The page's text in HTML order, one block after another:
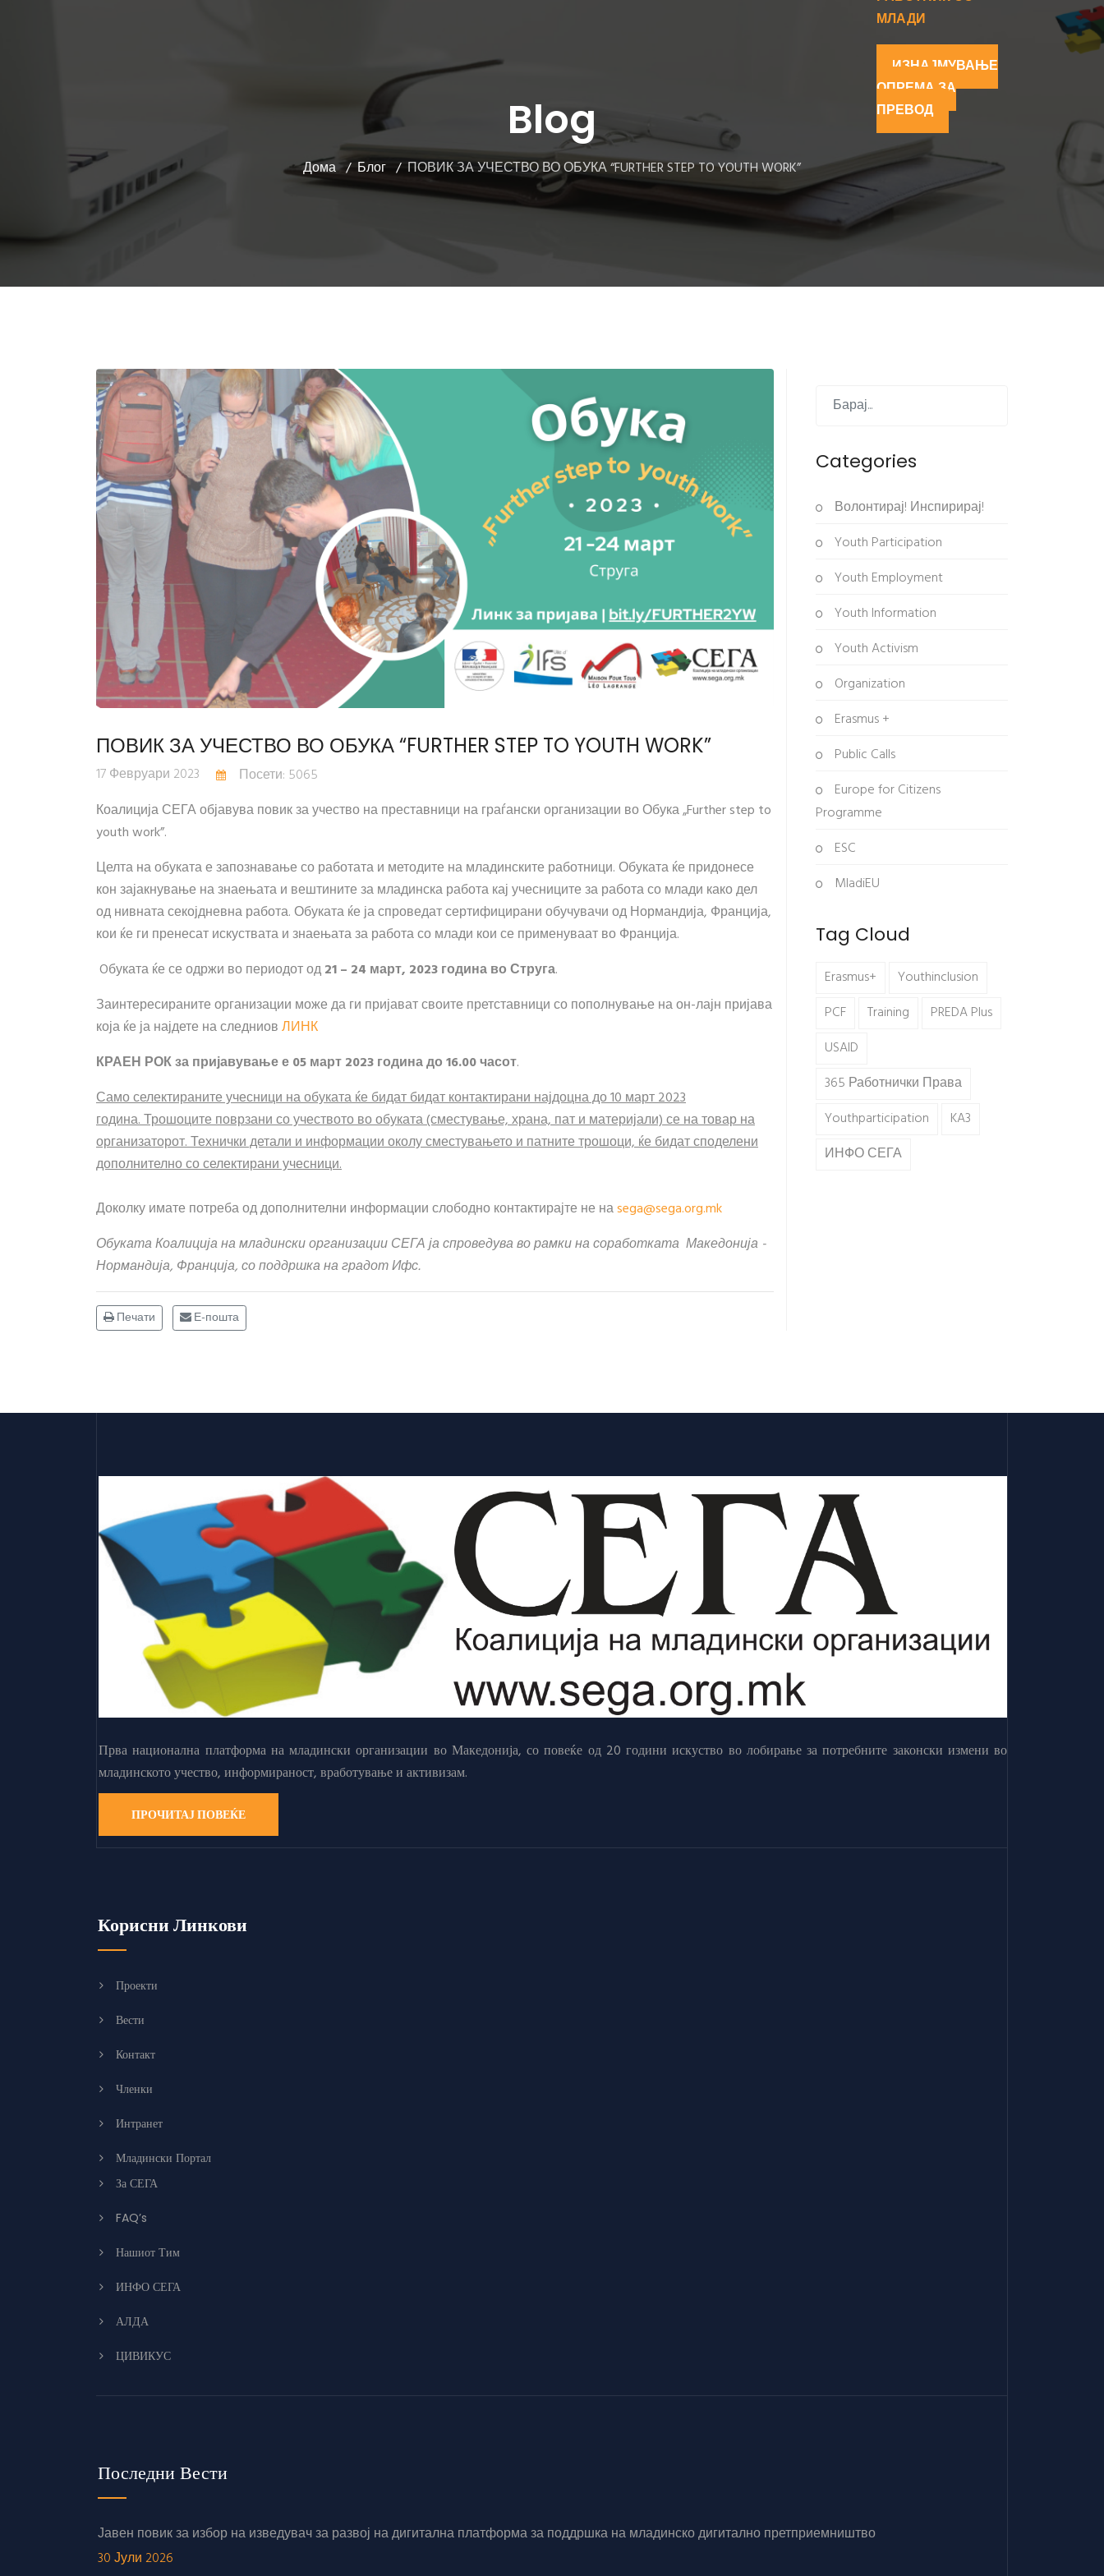
МЛАДИ
ИЗНАЈМУВАЊЕ
ОПРЕМА ЗА
ПРЕВОД
Blog
Дома Блог ПОВИК ЗА УЧЕСТВО ВО ОБУКА “FURTHER STEP TO YOUTH WORK”
ПОВИК ЗА УЧЕСТВО ВО ОБУКА “FURTHER STEP TO YOUTH WORK”
17 Февруари 2023
Посети: 5065
Коалиција СЕГА објавува повик за учество на преставници на граѓански организации во Обука „Further step to
youth work”.
Целта на обуката е запознавање со работата и методите на младинските работници. Обуката ќе придонесе
кон зајакнување на знаењата и вештините за младинска работа кај учесниците за работа со млади како дел
од нивната секојдневна работа. Обуката ќе ја спроведат сертифицирани обучувачи од Нормандија, Франција,
кои ќе ги пренесат искуствата и знаењата за работа со млади кои се применуваат во Франција.
Oбуката ќе се одржи во периодот од21 – 24 март, 2023 година во Струга.
Заинтересираните организации може да ги пријават своите претставници со пополнување на он-лајн пријава
која ќе ја најдете на следниовЛИНК
КРАЕН РОК за пријавување е05март 2023 година до 16.00 часот.
Само селектираните учесници на обуката ќе бидат бидат контактирани најдоцна до 10март 2023
година.Трошоците поврзани со учеството во обуката (сместување, храна, пат и материјали) се на товар на
организаторот. Технички деталии информации околу сместувањето и патните трошоци, ќе бидат споделени
дополнително со селектирани учесници.
Доколку имате потреба од дополнителни информации слободно контактирајте не наsega@sega.org.mk
Обуката Коалиција на младински организации СЕГАја спроведуваво рамки на соработката Македонија -
Нормандија, Франција,со поддршка на градот Ифс.
Печати Е-пошта
Categories
Волонтирај! Инспирирај!
Youth Participation
Youth Employment
Youth Information
Youth Activism
Organization
Erasmus +
Public Calls
Europe for Citizens
Programme
ESC
MladiEU
Tag Cloud
Erasmus+
Youthinclusion
PCF
Training
PREDA Plus
USAID
365 Работнички Права
Youthparticipation
KA3
ИНФО СЕГА
Прва национална платформа на младински организации во Македонија, со повеќе од 20 години искуство во лобирање за потребните законски измени во
младинското учество, информираност, вработување и активизам.
ПРОЧИТАЈ ПОВЕЌЕ
Корисни Линкови
Проекти
Вести
Контакт
Членки
Интранет
Младински Портал
За СЕГА
FAQ’s
Нашиот Тим
ИНФО СЕГА
АЛДА
ЦИВИКУС
Последни Вести
Јавен повик за избор на изведувач за развој на дигитална платформа за поддршка на младинско дигитално претприемништво
30 Јули 2026